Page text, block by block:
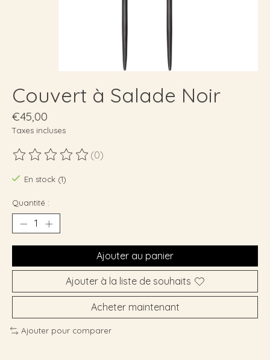
Couvert à Salade Noir
€45,00
Taxes incluses
Ce produit est évalué à
(0)
En stock (1)
Quantité :
Ajouter au panier
Ajouter à la liste de souhaits
Acheter maintenant
Ajouter pour comparer